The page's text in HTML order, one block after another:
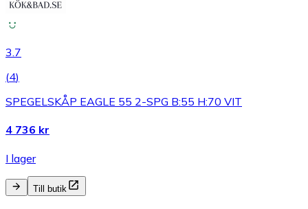
3.7
(4)
SPEGELSKÅP EAGLE 55 2-SPG B:55 H:70 VIT
4 736 kr
I lager
Till butik